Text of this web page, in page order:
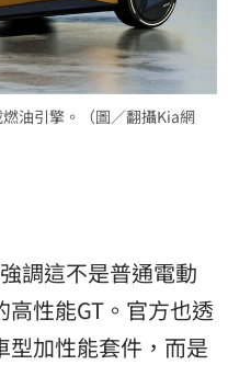
油引擎。（圖／翻攝Kia網
調這不是普通電動
性能GT。官方也透
型加性能套件，而是